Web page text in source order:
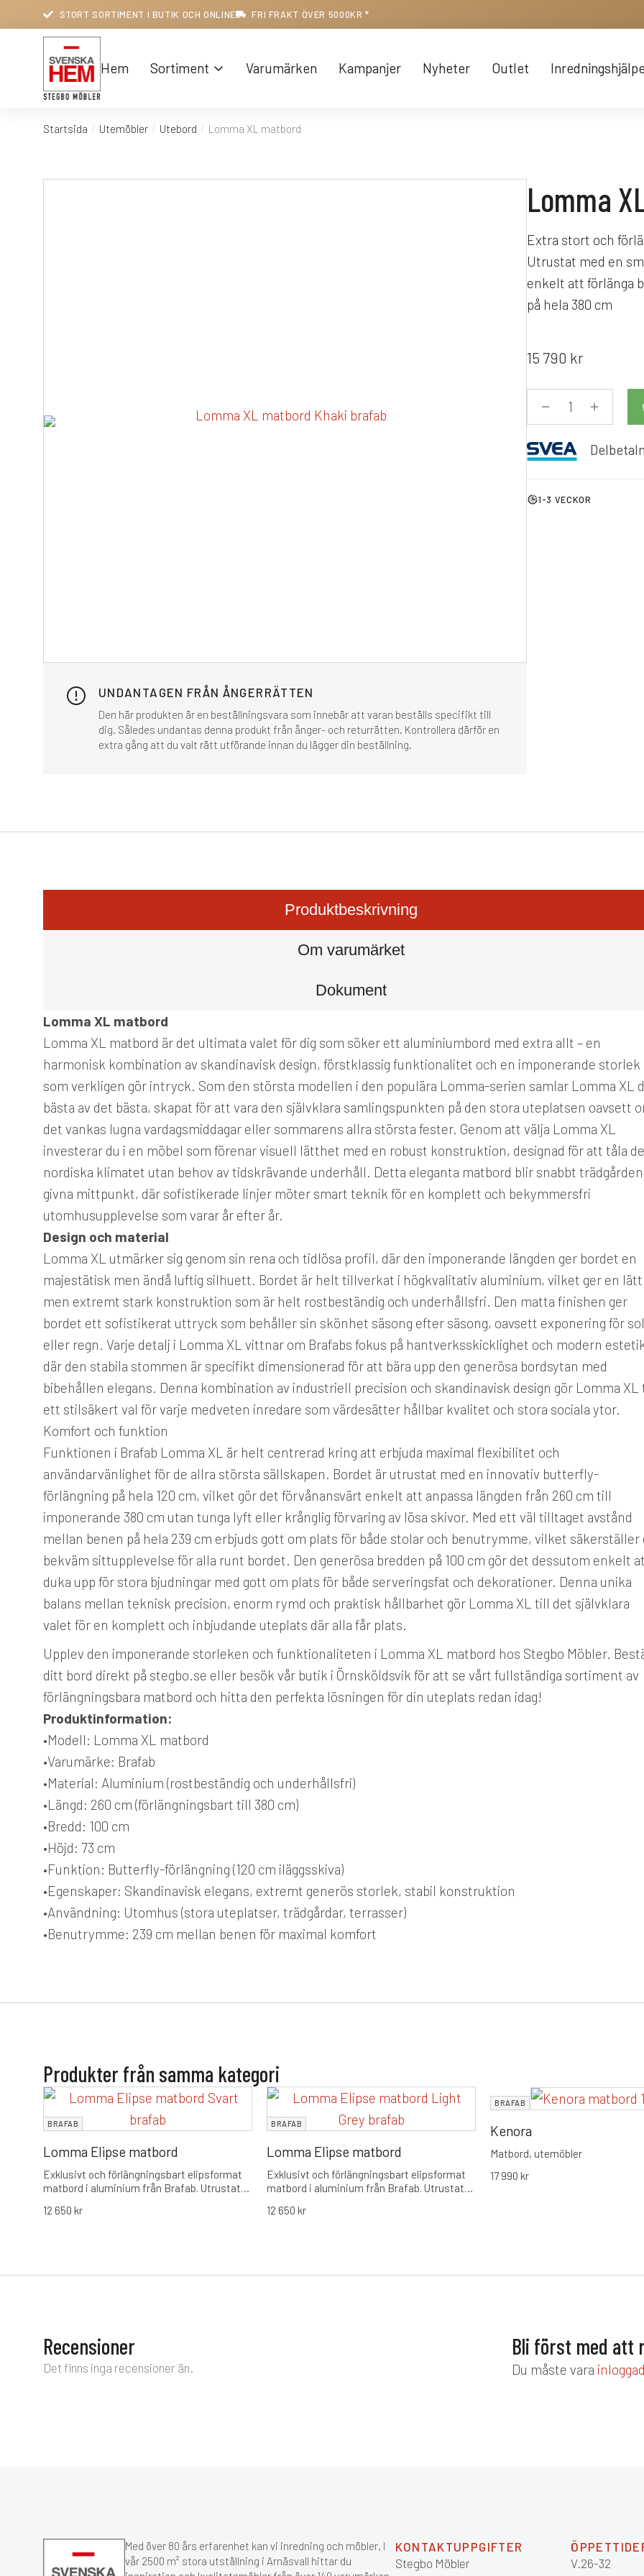
STORT SORTIMENT I BUTIK OCH ONLINE FRI FRAKT ÖVER 5000KR *
Hem Sortiment Varumärken Kampanjer Nyheter Outlet
Du är här:
Startsida Utemöbler Utebord Lomma XL matbord
UNDANTAGEN FRÅN ÅNGERRÄTTEN
Den här produkten är en beställningsvara som innebär att varan beställs specifikt till
dig. Således undantas denna produkt från ånger- och returrätten. Kontrollera därför en
extra gång att du valt rätt utförande innan du lägger din beställning.
Lomma
Extra stort och
Utrustat med en
enkelt att förlänga
på hela 380 cm
15 790 kr
1-3 VECKOR
Produktbeskrivning
Om varumärket
Dokument
Lomma XL matbord
Lomma XL matbord är det ultimata valet för dig som söker ett aluminiumbord med extra allt – en
harmonisk kombination av skandinavisk design, förstklassig funktionalitet och en imponerande storlek
som verkligen gör intryck. Som den största modellen i den populära Lomma-serien samlar Lomma XL
bästa av det bästa, skapat för att vara den självklara samlingspunkten på den stora uteplatsen oavsett
det vankas lugna vardagsmiddagar eller sommarens allra största fester. Genom att välja Lomma XL
investerar du i en möbel som förenar visuell lätthet med en robust konstruktion, designad för att tåla
nordiska klimatet utan behov av tidskrävande underhåll. Detta eleganta matbord blir snabbt
givna mittpunkt, där sofistikerade linjer möter smart teknik för en komplett och bekymmersfri
utomhusupplevelse som varar år efter år.
Design och material
Lomma XL utmärker sig genom sin rena och tidlösa profil, där den imponerande längden ger bordet en
majestätisk men ändå luftig silhuett. Bordet är helt tillverkat i högkvalitativ aluminium, vilket ger en lätt
men extremt stark konstruktion som är helt rostbeständig och underhållsfri. Den matta finishen ger
bordet ett sofistikerat uttryck som behåller sin skönhet säsong efter säsong, oavsett exponering för sol
eller regn. Varje detalj i Lomma XL vittnar om Brafabs fokus på hantverksskicklighet och modern
där den stabila stommen är specifikt dimensionerad för att bära upp den generösa bordsytan med
bibehållen elegans. Denna kombination av industriell precision och skandinavisk design gör Lomma XL
ett stilsäkert val för varje medveten inredare som värdesätter hållbar kvalitet och stora sociala ytor.
Komfort och funktion
Funktionen i Brafab Lomma XL är helt centrerad kring att erbjuda maximal flexibilitet och
användarvänlighet för de allra största sällskapen. Bordet är utrustat med en innovativ butterfly-
förlängning på hela 120 cm, vilket gör det förvånansvärt enkelt att anpassa längden från 260 cm till
imponerande 380 cm utan tunga lyft eller krånglig förvaring av lösa skivor. Med ett väl tilltaget avstånd
mellan benen på hela 239 cm erbjuds gott om plats för både stolar och benutrymme, vilket säkerställer
bekväm sittupplevelse för alla runt bordet. Den generösa bredden på 100 cm gör det dessutom enkelt
duka upp för stora bjudningar med gott om plats för både serveringsfat och dekorationer. Denna unika
balans mellan teknisk precision, enorm rymd och praktisk hållbarhet gör Lomma XL till det självklara
valet för en komplett och inbjudande uteplats där alla får plats.
Upplev den imponerande storleken och funktionaliteten i Lomma XL matbord hos Stegbo Möbler.
ditt bord direkt på stegbo.se eller besök vår butik i Örnsköldsvik för att se vårt fullständiga sortiment av
förlängningsbara matbord och hitta den perfekta lösningen för din uteplats redan idag!
Produktinformation:
•Modell: Lomma XL matbord
•Varumärke: Brafab
•Material: Aluminium (rostbeständig och underhållsfri)
•Längd: 260 cm (förlängningsbart till 380 cm)
•Bredd: 100 cm
•Höjd: 73 cm
•Funktion: Butterfly-förlängning (120 cm iläggsskiva)
•Egenskaper: Skandinavisk elegans, extremt generös storlek, stabil konstruktion
•Användning: Utomhus (stora uteplatser, trädgårdar, terrasser)
•Benutrymme: 239 cm mellan benen för maximal komfort
Produkter från samma kategori
BRAFAB
Lomma Elipse matbord
Exklusivt och förlängningsbart elipsformat
matbord i aluminium från Brafab. Utrustat
en smidig förlängningsfunktion som tar
12 650 kr
BRAFAB
Lomma Elipse matbord
Exklusivt och förlängningsbart elipsformat
matbord i aluminium från Brafab. Utrustat
en smidig förlängningsfunktion som tar
12 650 kr
BRAFAB
Kenora
Matbord, utemöbler
17 990 kr
Recensioner
Det finns inga recensioner än.
Bli först med att
Du måste vara
Med över 80 års erfarenhet kan vi inredning och möbler. I
vår 2500 m² stora utställning i Arnäsvall hittar du
KONTAKTUPPGIFTER
Stegbo Möbler
V.26-32